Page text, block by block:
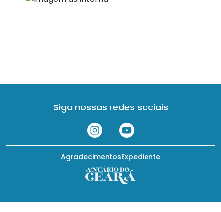
Siga nossas redes sociais
Expediente
Agradecimentos